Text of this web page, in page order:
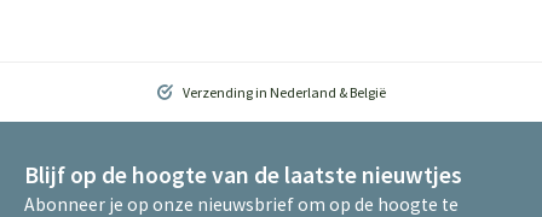
Verzending in Nederland & België
Blijf op de hoogte van de laatste nieuwtjes
Abonneer je op onze nieuwsbrief om op de hoogte te